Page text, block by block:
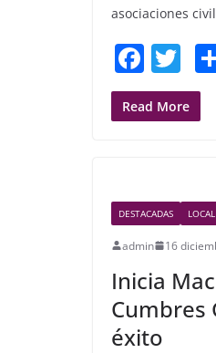
asociaciones
F
a
c
o
o
k
T
w
itt
Read More
DESTACADAS LOCAL
admin 16
Inicia
Cumbres
éxito